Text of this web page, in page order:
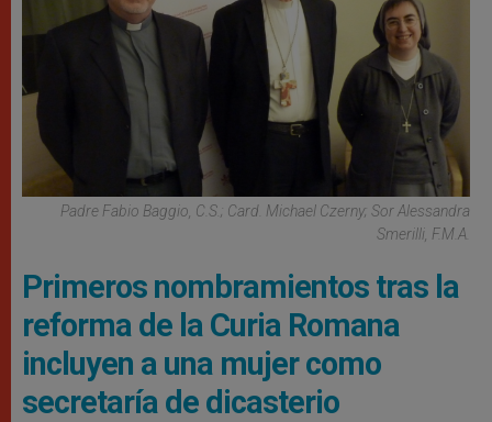
Padre Fabio Baggio, C.S.; Card. Michael Czerny; Sor Alessandra
Smerilli, F.M.A.
Primeros nombramientos tras la
reforma de la Curia Romana
incluyen a una mujer como
secretaría de dicasterio